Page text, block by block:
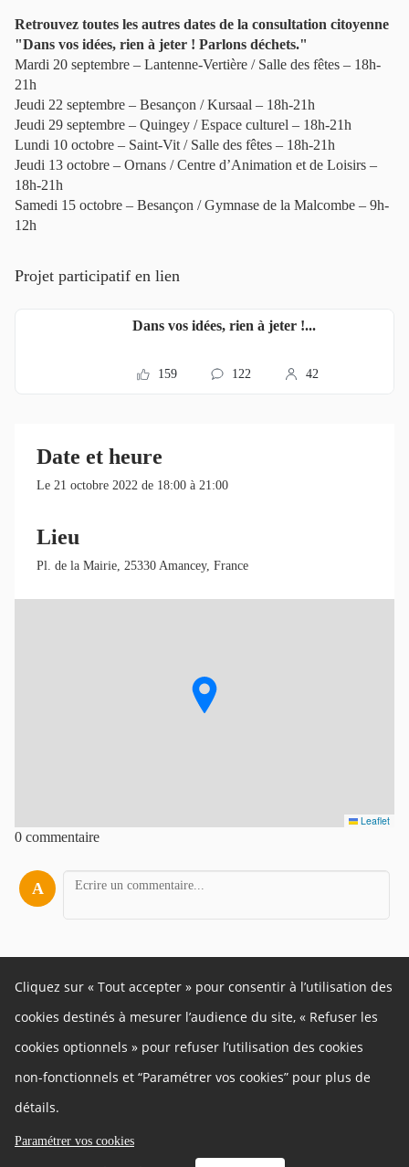
Retrouvez toutes les autres dates de la consultation citoyenne
"Dans vos idées, rien à jeter ! Parlons déchets."
Mardi 20 septembre – Lantenne-Vertière / Salle des fêtes – 18h-
21h
Jeudi 22 septembre – Besançon / Kursaal – 18h-21h
Jeudi 29 septembre – Quingey / Espace culturel – 18h-21h
Lundi 10 octobre – Saint-Vit / Salle des fêtes – 18h-21h
Jeudi 13 octobre – Ornans / Centre d’Animation et de Loisirs –
18h-21h
Samedi 15 octobre – Besançon / Gymnase de la Malcombe – 9h-
12h
Projet participatif en lien
Dans vos idées, rien à jeter !...
159 122 42
Date et heure
Le 21 octobre 2022 de 18:00 à 21:00
Lieu
Pl. de la Mairie, 25330 Amancey, France
Leaflet
0 commentaire
A
Cliquez sur « Tout accepter » pour consentir à l’utilisation des
cookies destinés à mesurer l’audience du site, « Refuser les
cookies optionnels » pour refuser l’utilisation des cookies
non-fonctionnels et “Paramétrer vos cookies” pour plus de
détails.
Paramétrer vos cookies
À propos
Autres liens
Cookies Gestion des cookies
Politique de confidentialité
Besoin d'aide ?